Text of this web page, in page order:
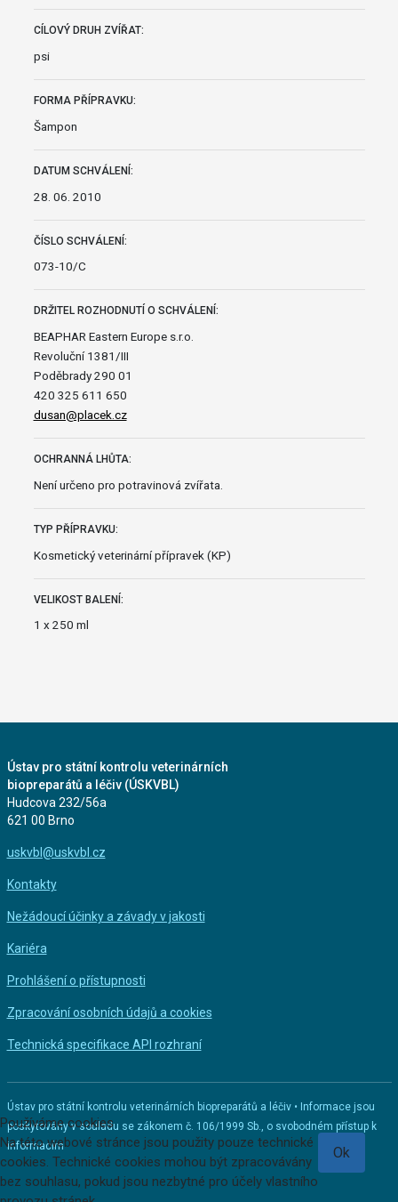
CÍLOVÝ DRUH ZVÍŘAT:
psi
FORMA PŘÍPRAVKU:
Šampon
DATUM SCHVÁLENÍ:
28. 06. 2010
ČÍSLO SCHVÁLENÍ:
073-10/C
DRŽITEL ROZHODNUTÍ O SCHVÁLENÍ:
BEAPHAR Eastern Europe s.r.o.
Revoluční 1381/III
Poděbrady 290 01
420 325 611 650
dusan@placek.cz
OCHRANNÁ LHŮTA:
Není určeno pro potravinová zvířata.
TYP PŘÍPRAVKU:
Kosmetický veterinární přípravek (KP)
VELIKOST BALENÍ:
1 x 250 ml
Ústav pro státní kontrolu veterinárních
biopreparátů a léčiv (ÚSKVBL)
Hudcova 232/56a
621 00 Brno
uskvbl@uskvbl.cz
Kontakty
Nežádoucí účinky a závady v jakosti
Kariéra
Prohlášení o přístupnosti
Zpracování osobních údajů a cookies
Technická specifikace API rozhraní
Ústav pro státní kontrolu veterinárních biopreparátů a léčiv • Informace jsou
poskytovány v souladu se zákonem č. 106/1999 Sb., o svobodném přístup k
informacím
Používáme cookies
Na této webové stránce jsou použity pouze technické
cookies. Technické cookies mohou být zpracovávány
bez souhlasu, pokud jsou nezbytné pro účely vlastního
Ok